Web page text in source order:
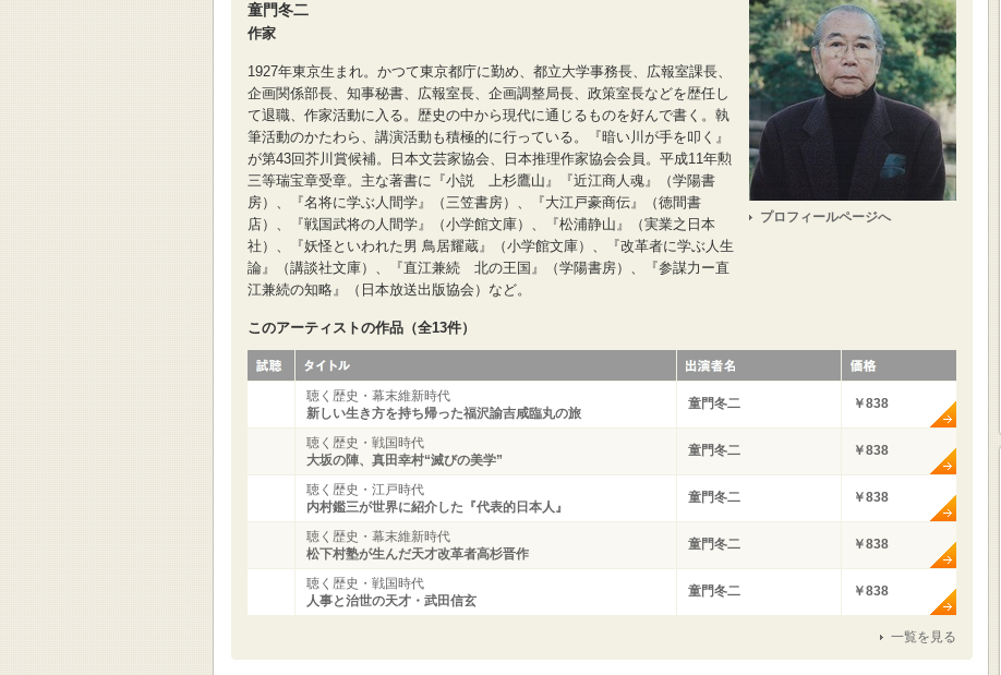
童門冬二
作家
1927年東京生まれ。かつて東京都庁に勤め、都立大学事務長、広報室課長、
企画関係部長、知事秘書、広報室長、企画調整局長、政策室長などを歴任し
て退職、作家活動に入る。歴史の中から現代に通じるものを好んで書く。執
筆活動のかたわら、講演活動も積極的に行っている。『暗い川が手を叩く』
が第43回芥川賞候補。日本文芸家協会、日本推理作家協会会員。平成11年勲
三等瑞宝章受章。主な著書に『小説 上杉鷹山』『近江商人魂』（学陽書
房）、『名将に学ぶ人間学』（三笠書房）、『大江戸豪商伝』（徳間書
店）、『戦国武将の人間学』（小学館文庫）、『松浦静山』（実業之日本
社）、『妖怪といわれた男 鳥居耀蔵』（小学館文庫）、『改革者に学ぶ人生
論』（講談社文庫）、『直江兼続 北の王国』（学陽書房）、『参謀力ー直
江兼続の知略』（日本放送出版協会）など。
プロフィールページへ
このアーティストの作品（全13件）
聴く歴史・幕末維新時代
新しい生き方を持ち帰った福沢諭吉咸臨丸の旅
童門冬二 ￥838
聴く歴史・戦国時代
大坂の陣、真田幸村“滅びの美学”
童門冬二 ￥838
聴く歴史・江戸時代
内村鑑三が世界に紹介した『代表的日本人』
童門冬二 ￥838
聴く歴史・幕末維新時代
松下村塾が生んだ天才改革者高杉晋作
童門冬二 ￥838
聴く歴史・戦国時代
人事と治世の天才・武田信玄
童門冬二 ￥838
一覧を見る